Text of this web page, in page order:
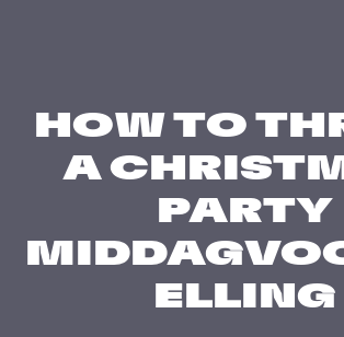
HOW TO
A
PARTY
ELLING